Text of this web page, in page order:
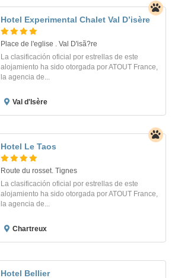
Hotel Experimental Chalet Val D’isère
Place de l'eglise . Val D'isã?re
La clasificación oficial por estrellas de este
alojamiento ha sido otorgada por ATOUT France,
la agencia de...
Val d'Isère
Hotel Le Taos
Route du rosset. Tignes
La clasificación oficial por estrellas de este
alojamiento ha sido otorgada por ATOUT France,
la agencia de...
Chartreux
Hotel Bellier